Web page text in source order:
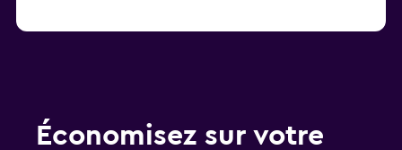
Économisez sur votre